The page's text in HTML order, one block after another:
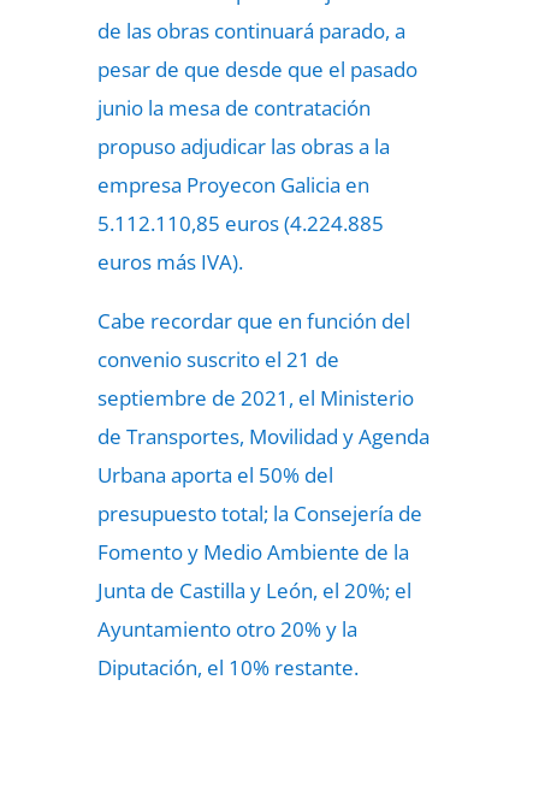
de las obras continuará parado, a
pesar de que desde que el pasado
junio la mesa de contratación
propuso adjudicar las obras a la
empresa Proyecon Galicia en
5.112.110,85 euros (4.224.885
euros más IVA).
Cabe recordar que en función del
convenio suscrito el 21 de
septiembre de 2021, el Ministerio
de Transportes, Movilidad y Agenda
Urbana aporta el 50% del
presupuesto total; la Consejería de
Fomento y Medio Ambiente de la
Junta de Castilla y León, el 20%; el
Ayuntamiento otro 20% y la
Diputación, el 10% restante.